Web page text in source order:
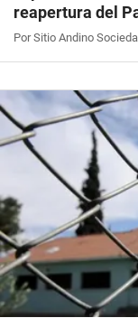
reapertura del
Por Sitio Andino